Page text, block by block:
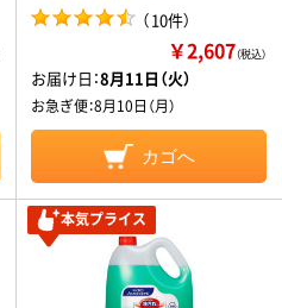
（10件）
￥2,607（税込）
お届け日：8月11日（火）
お急ぎ便：8月10日（月）
カゴへ
本気プライス